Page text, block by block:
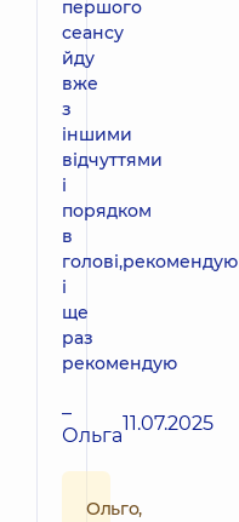
першого
сеансу
йду
вже
з
іншими
відчуттями
і
порядком
в
голові,рекомендую
і
ще
раз
рекомендую
–
Ольга11.07.2025
Ольго,